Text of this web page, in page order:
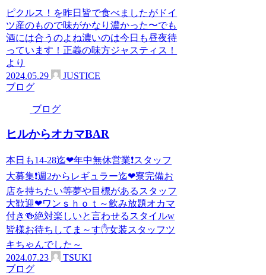
ピクルス！を昨日皆で食べましたがドイ
ツ産のもので味がかなり濃かった〜でも
酒には合うのよね濃いのは今日も昼夜待
っています！正義の味方ジャスティス！
より
2024.05.29
JUSTICE
ブログ
ブログ
ヒルからオカマBAR
本日も14-28迄❤年中無休営業❗スタッフ
大募集❗週2からレギュラー迄❤寮完備お
店を持ちたい等夢や目標があるスタッフ
大歓迎❤ワンｓｈｏｔ～飲み放題オカマ
付き🍻絶対楽しいと言わせるスタイルw
皆様お待ちしてま～す✋女装スタッフツ
キちゃんでした～
2024.07.23
TSUKI
ブログ